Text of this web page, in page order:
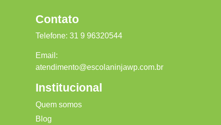
Contato
Telefone: 31 9 96320544
Email:
atendimento@escolaninjawp.com.br
Institucional
Quem somos
Blog